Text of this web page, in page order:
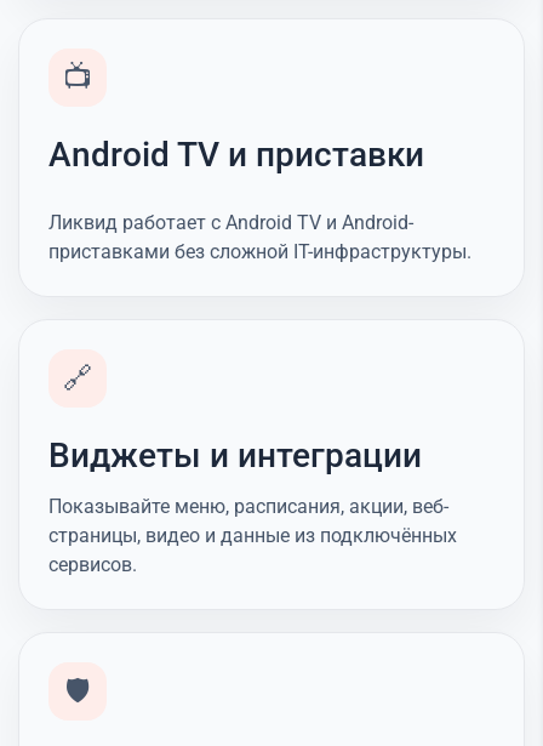
📺
Android TV и приставки
Ликвид работает с Android TV и Android-
приставками без сложной IT-инфраструктуры.
🔗
Виджеты и интеграции
Показывайте меню, расписания, акции, веб-
страницы, видео и данные из подключённых
сервисов.
🛡️